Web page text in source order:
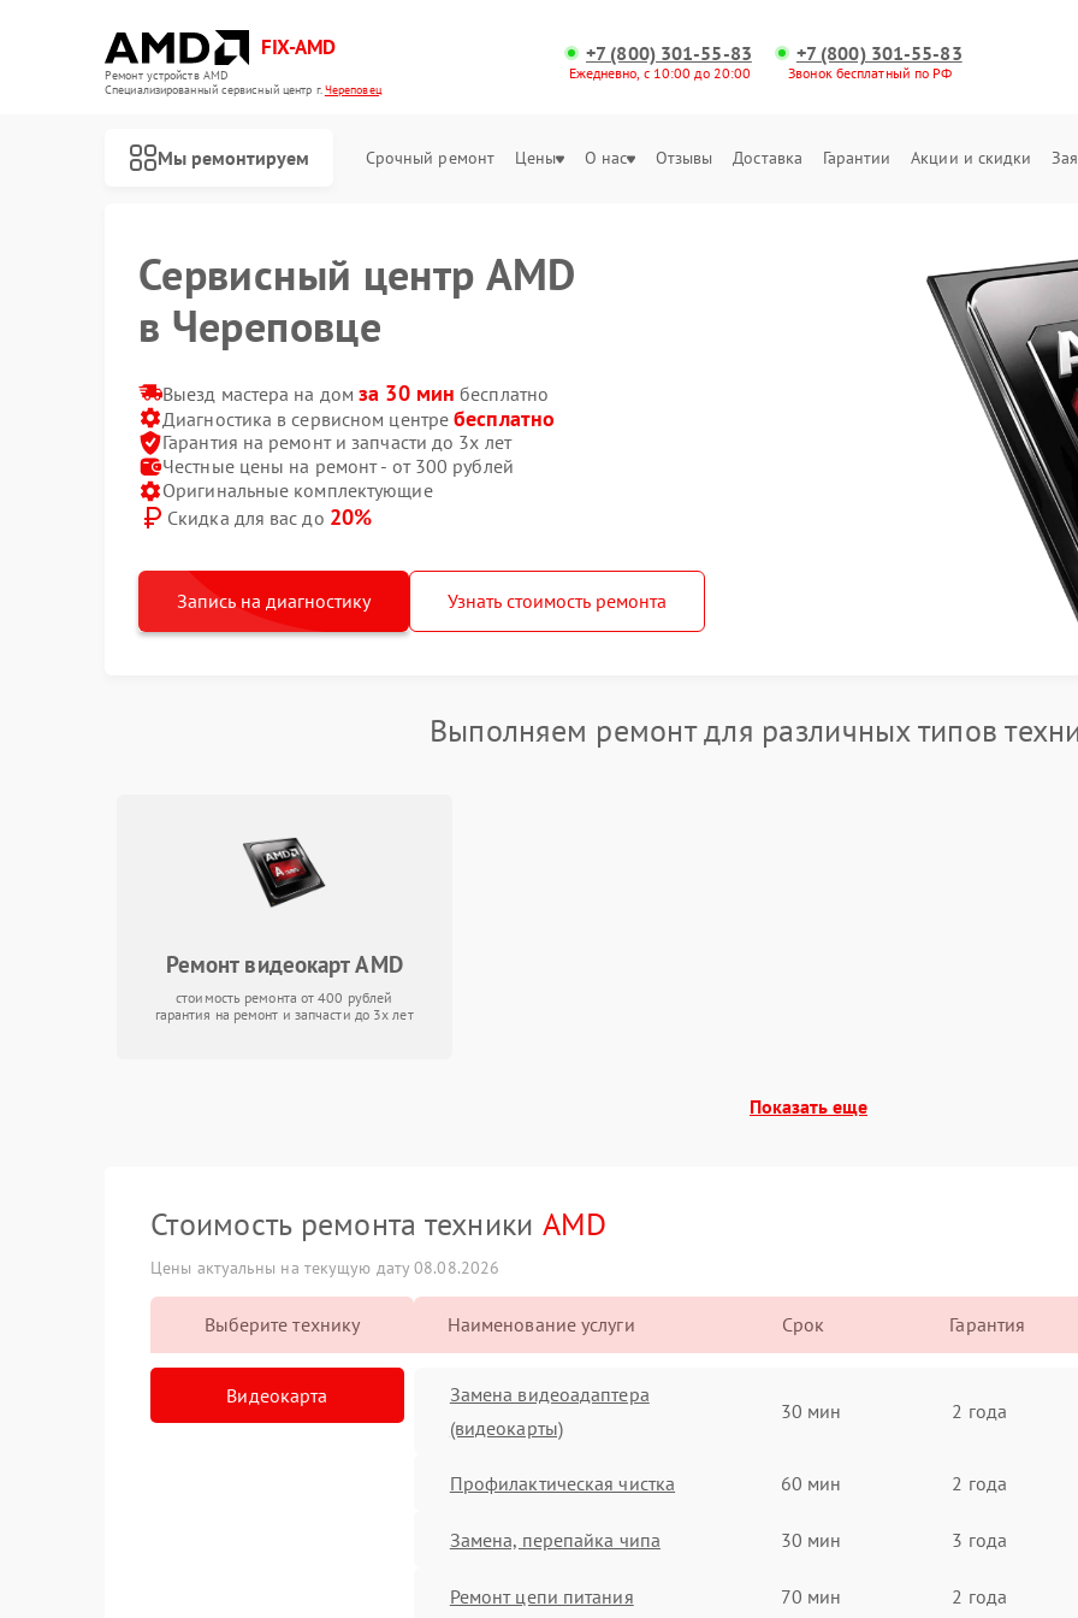
FIX-AMD
Ремонт устройств AMD
Специализированный cервисный центр г.Череповец
+7 (800) 301-55-83
Ежедневно, с 10:00 до 20:00
+7 (800) 301-55-83
Звонок бесплатный по РФ
Мы ремонтируем Срочный ремонт Цены О нас Отзывы Доставка Гарантии Акции и скидки
Сервисный центр AMD
в Череповце
Выезд мастера на домза 30 мин бесплатно
Диагностика в сервисном центребесплатно
Гарантия на ремонт и запчасти до 3х лет
Честные цены на ремонт - от 300 рублей
Оригинальные комплектующие
Скидка для вас до 20%
Запись на диагностику Узнать стоимость ремонта
Выполняем ремонт для различных типов
Ремонт видеокарт AMD
стоимость ремонта от 400 рублей
гарантия на ремонт и запчасти до 3х лет
Показать еще
Стоимость ремонта техники AMD
Цены актуальны на текущую дату 08.08.2026
Выберите технику
Видеокарта
Наименование услуги Срок Гарантия
Замена видеоадаптера
(видеокарты)
30 мин 2 года
Профилактическая чистка 60 мин 2 года
Замена, перепайка чипа 30 мин 3 года
Ремонт цепи питания 70 мин 2 года